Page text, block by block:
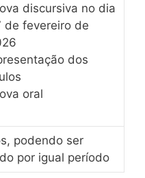
discursiva no dia
de fevereiro de
dos
oral
podendo ser
por igual período